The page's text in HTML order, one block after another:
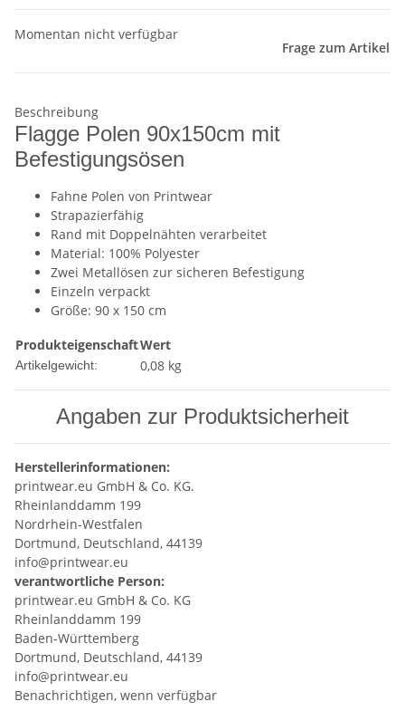
Momentan nicht verfügbar
Frage zum Artikel
Beschreibung
Flagge Polen 90x150cm mit
Befestigungsösen
Fahne Polen von Printwear
Strapazierfähig
Rand mit Doppelnähten verarbeitet
Material: 100% Polyester
Zwei Metallösen zur sicheren Befestigung
Einzeln verpackt
Größe: 90 x 150 cm
ProdukteigenschaftWert
Artikelgewicht: 0,08 kg
Angaben zur Produktsicherheit
Herstellerinformationen:
printwear.eu GmbH & Co. KG.
Rheinlanddamm 199
Nordrhein-Westfalen
Dortmund, Deutschland, 44139
info@printwear.eu
verantwortliche Person:
printwear.eu GmbH & Co. KG
Rheinlanddamm 199
Baden-Württemberg
Dortmund, Deutschland, 44139
info@printwear.eu
Benachrichtigen, wenn verfügbar